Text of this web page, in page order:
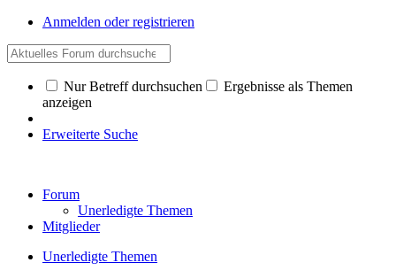
Anmelden oder registrieren
Nur Betreff durchsuchen
Ergebnisse als Themen
anzeigen
Erweiterte Suche
Forum
Unerledigte Themen
Mitglieder
Unerledigte Themen